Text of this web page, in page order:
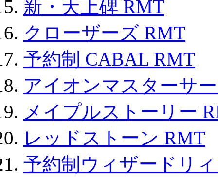
新・天上碑 RMT
クローザーズ RMT
予約制 CABAL RMT
アイオンマスターサ
メイプルストーリー
レッドストーン RMT
予約制ウィザードリ